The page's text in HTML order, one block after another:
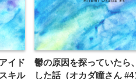
イド
キル
鬱の原因を探っていたら
した話（オカダ瞳さん #4